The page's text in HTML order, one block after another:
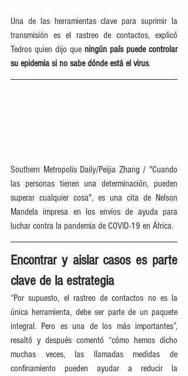
Una de las herramientas clave para suprimir la
transmisión es el rastreo de contactos, explicó
Tedros quien dijo que ningún país puede controlar
su epidemia si no sabe dónde está el virus.
Southern Metropolis Daily/Peijia Zhang / "Cuando
las personas tienen una determinación, pueden
superar cualquier cosa", es una cita de Nelson
Mandela impresa en los envíos de ayuda para
luchar contra la pandemia de COVID-19 en África.
Encontrar y aislar casos es parte
clave de la estrategia
“Por supuesto, el rastreo de contactos no es la
única herramienta, debe ser parte de un paquete
integral. Pero es una de los más importantes”,
resaltó y después comentó “cómo hemos dicho
muchas veces, las llamadas medidas de
confinamiento pueden ayudar a reducir la